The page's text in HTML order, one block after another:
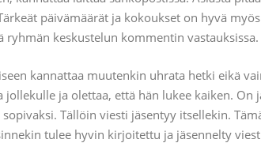
päivämäärät ja kokoukset on hyvä
ryhmän keskustelun kommentin vastauksissa.
kannattaa muutenkin uhrata hetki eikä vain
ja olettaa, että hän lukee kaiken. On
Tällöin viesti jäsentyy itsellekin.
tulee hyvin kirjoitettu ja jäsennelty